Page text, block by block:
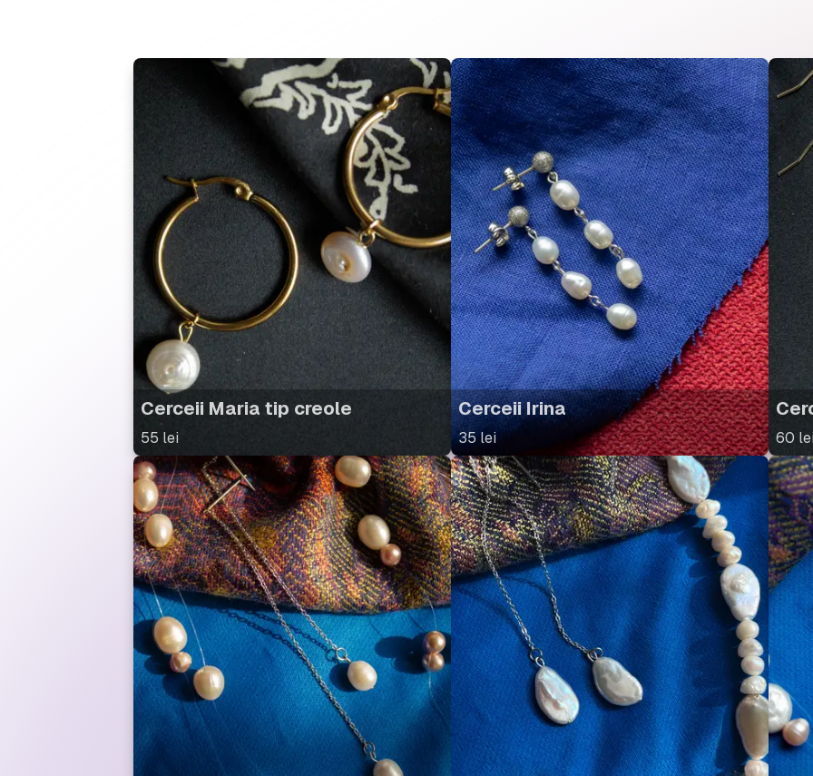
Cerceii Maria tip creole
55 lei
Cerceii Irina
35lei 60